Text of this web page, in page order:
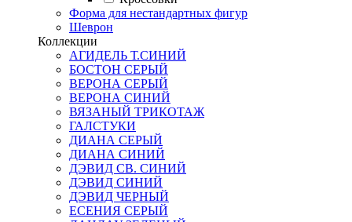
Форма для нестандартных фигур
Шеврон
Коллекции
АГИДЕЛЬ Т.СИНИЙ
БОСТОН СЕРЫЙ
ВЕРОНА СЕРЫЙ
ВЕРОНА СИНИЙ
ВЯЗАНЫЙ ТРИКОТАЖ
ГАЛСТУКИ
ДИАНА СЕРЫЙ
ДИАНА СИНИЙ
ДЭВИД СВ. СИНИЙ
ДЭВИД СИНИЙ
ДЭВИД ЧЕРНЫЙ
ЕСЕНИЯ СЕРЫЙ